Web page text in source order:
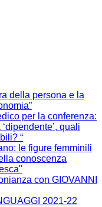
della persona e la
per la conferenza:
quali
“
le figure femminili
conoscenza
con GIOVANNI
2021-22